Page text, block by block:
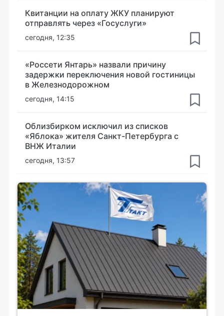
Квитанции на оплату ЖКУ планируют
отправлять через «Госуслуги»
сегодня, 12:35
«Россети Янтарь» назвали причину
задержки переключения новой гостиницы
в Железнодорожном
сегодня, 14:15
Облизбирком исключил из списков
«Яблока» жителя Санкт-Петербурга с
ВНЖ Италии
сегодня, 13:57